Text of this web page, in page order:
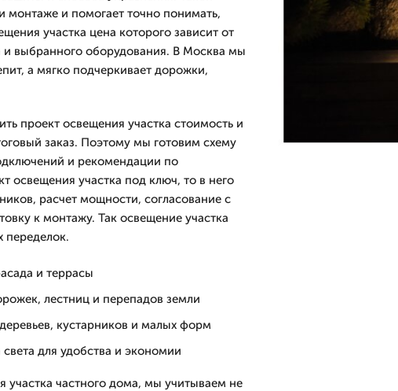
и помогает точно понимать,
участка цена которого зависит от
выбранного оборудования. В Москва мы
а мягко подчеркивает дорожки,
проект освещения участка стоимость и
заказ. Поэтому мы готовим схему
и рекомендации по
освещения участка под ключ, то в него
расчет мощности, согласование с
к монтажу. Так освещение участка
переделок.
и террасы
лестниц и перепадов земли
кустарников и малых форм
для удобства и экономии
участка частного дома, мы учитываем не